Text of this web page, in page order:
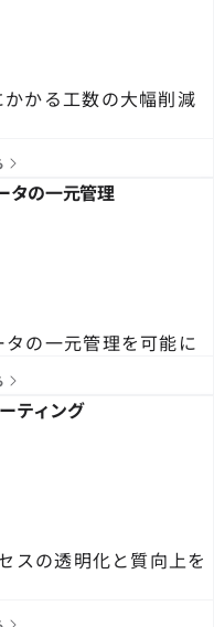
かる工数の大幅削減
タの一元管理
の一元管理を可能に
ティング
スの透明化と質向上を